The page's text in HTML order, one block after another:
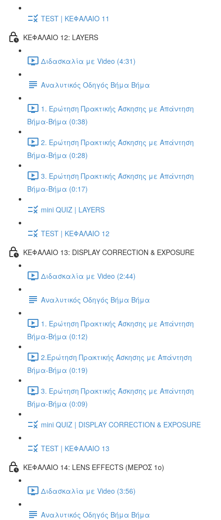
TEST | ΚΕΦΑΛΑΙΟ 11
ΚΕΦΑΛΑΙΟ 12: LAYERS
Διδασκαλία με Video (4:31)
Αναλυτικός Οδηγός Βήμα Βήμα
1. Ερώτηση Πρακτικής Άσκησης με Απάντηση
Βήμα-Βήμα (0:38)
2. Ερώτηση Πρακτικής Άσκησης με Απάντηση
Βήμα-Βήμα (0:28)
3. Ερώτηση Πρακτικής Άσκησης με Απάντηση
Βήμα-Βήμα (0:17)
mini QUIZ | LAYERS
TEST | ΚΕΦΑΛΑΙΟ 12
ΚΕΦΑΛΑΙΟ 13: DISPLAY CORRECTION & EXPOSURE
Διδασκαλία με Video (2:44)
Αναλυτικός Οδηγός Βήμα Βήμα
1. Ερώτηση Πρακτικής Άσκησης με Απάντηση
Βήμα-Βήμα (0:12)
2.Ερώτηση Πρακτικής Άσκησης με Απάντηση
Βήμα-Βήμα (0:19)
3. Ερώτηση Πρακτικής Άσκησης με Απάντηση
Βήμα-Βήμα (0:09)
mini QUIZ | DISPLAY CORRECTION & EXPOSURE
TEST | ΚΕΦΑΛΑΙΟ 13
ΚΕΦΑΛΑΙΟ 14: LENS EFFECTS (ΜΕΡΟΣ 1ο)
Διδασκαλία με Video (3:56)
Αναλυτικός Οδηγός Βήμα Βήμα